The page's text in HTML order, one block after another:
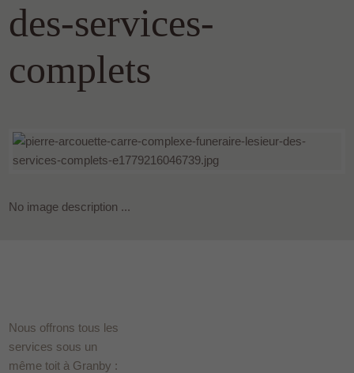
des-services-
complets
No image description ...
Nous offrons tous les
services sous un
même toit à Granby :